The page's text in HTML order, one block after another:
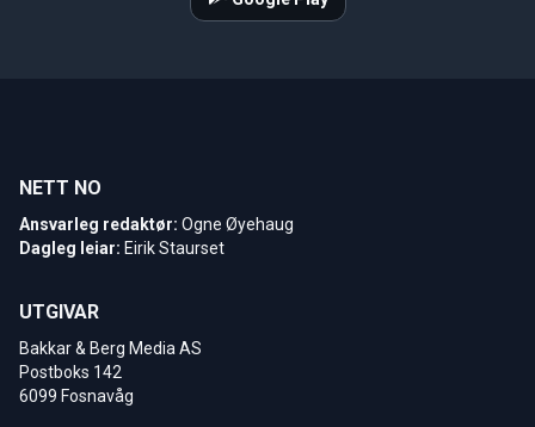
NETT NO
Ansvarleg redaktør: Ogne Øyehaug
Dagleg leiar: Eirik Staurset
UTGIVAR
Bakkar & Berg Media AS
Postboks 142
6099 Fosnavåg